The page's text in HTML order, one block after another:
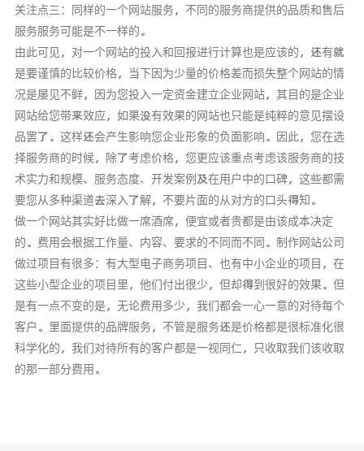
关注点三：同样的一个网站服务，不同的服务商提供的品质和售后
服务服务可能是不一样的。
由此可见，对一个网站的投入和回报进行计算也是应该的，还有就
是要谨慎的比较价格，当下因为少量的价格差而损失整个网站的情
况是屡见不鲜，因为您投入一定资金建立企业网站，其目的是企业
网站给您带来效应，如果没有效果的网站也只能是纯粹的意见摆设
品罢了。这样还会产生影响您企业形象的负面影响。因此，您在选
择服务商的时候，除了考虑价格，您更应该重点考虑该服务商的技
术实力和规模、服务态度、开发案例及在用户中的口碑，这些都需
要您从多种渠道去深入了解，不要片面的从对方的口头得知。
做一个网站其实好比做一席酒席，便宜或者贵都是由该成本决定
的。费用会根据工作量、内容、要求的不同而不同。制作网站公司
做过项目有很多：有大型电子商务项目、也有中小企业的项目，在
这些小型企业的项目里，他们付出很少，但却得到很好的效果。但
是有一点不变的是，无论费用多少，我们都会一心一意的对待每个
客户。里面提供的品牌服务，不管是服务还是价格都是很标准化很
科学化的，我们对待所有的客户都是一视同仁，只收取我们该收取
的那一部分费用。